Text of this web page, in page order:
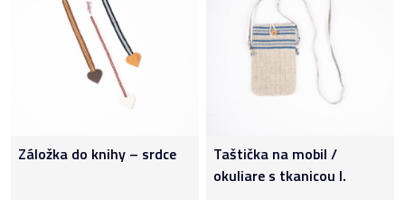
Záložka do knihy – srdce
Taštička na mobil /
okuliare s tkanicou I.